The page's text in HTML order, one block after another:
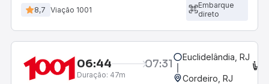
8,7 Viação 1001
Embarque
direto
06:44 07:31
Duração: 47m
Euclidelândia, RJ
Cordeiro, RJ